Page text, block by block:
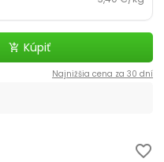
add_shopping_cart Kúpiť
Najnižšia cena za 30 dní
favorite_border